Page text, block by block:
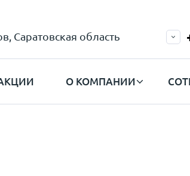
Саратовская область
О КОМПАНИИ